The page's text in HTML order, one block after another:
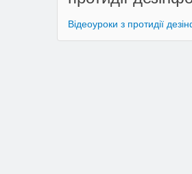
Відеоуроки з протидії